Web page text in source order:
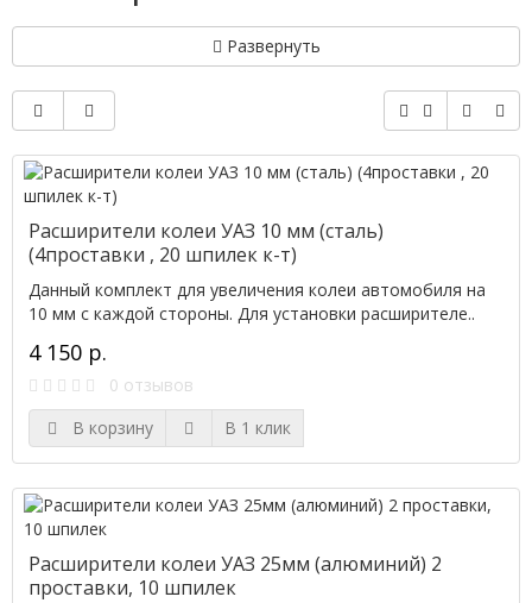
Развернуть
Расширители колеи УАЗ 10 мм (сталь)
(4проставки , 20 шпилек к-т)
Данный комплект для увеличения колеи автомобиля на
10 мм с каждой стороны. Для установки расширителе..
4 150 р.
0 отзывов
В корзину
В 1 клик
Расширители колеи УАЗ 25мм (алюминий) 2
проставки, 10 шпилек